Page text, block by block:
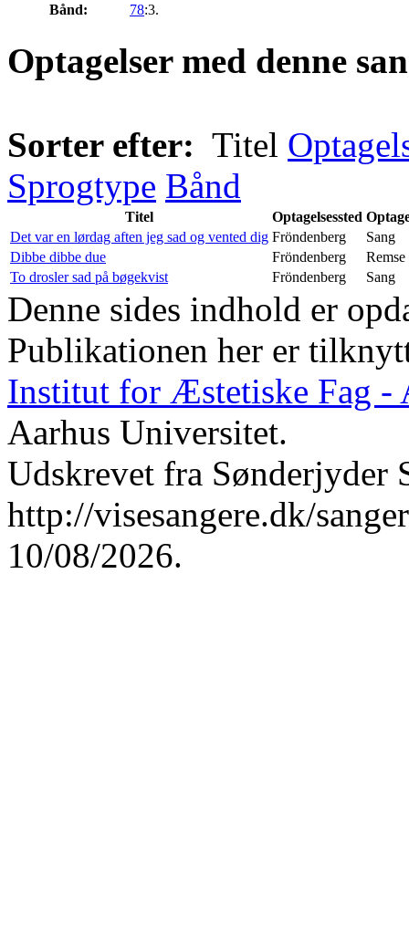
Bånd:
78:3.
Optagelser med denne
Sorter efter: Titel
Sprogtype Bånd
Titel Optagelsessted
Det var en lørdag aften jeg sad og vented dig Fröndenberg
Sang
Dibbe dibbe due
Fröndenberg
Remse
To drosler sad på bøgekvist
Fröndenberg Sang
Denne sides indhold er
Publikationen her er
Institut for Æstetiske Fag -
Aarhus Universitet.
Udskrevet fra Sønderjyder
http://visesangere.dk/
10/08/2026.